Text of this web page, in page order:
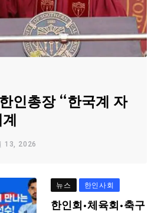
인총장 “한국계 자
13, 2026
뉴스 한인사회
한인회·체육회·축구